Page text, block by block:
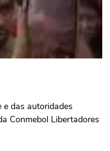
das autoridades
Conmebol Libertadores